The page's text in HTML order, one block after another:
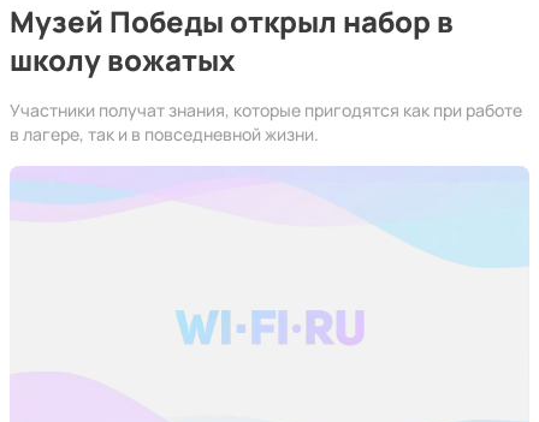
Музей Победы открыл набор в
школу вожатых
Участники получат знания, которые пригодятся как при работе
в лагере, так и в повседневной жизни.